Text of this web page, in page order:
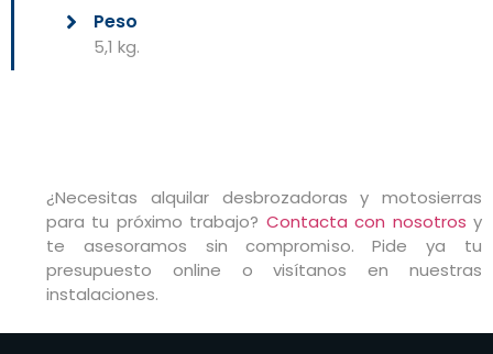
Peso
5,1 kg.
¿Necesitas alquilar desbrozadoras y motosierras
para tu próximo trabajo? Contacta con nosotros y
te asesoramos sin compromiso. Pide ya tu
presupuesto online o visítanos en nuestras
instalaciones.